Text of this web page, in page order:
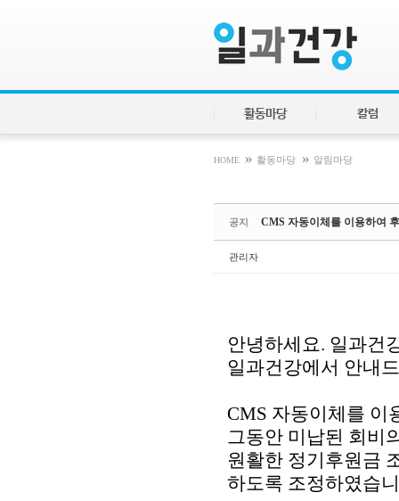
활동마당 칼럼
HOME » 활동마당 » 알림마당
공지 CMS 자동이체를 이용하여
관리자
안녕하세요. 일과건
일과건강에서 안내
CMS 자동이체를 이
그동안 미납된 회비
원활한 정기후원금
하도록 조정하였습